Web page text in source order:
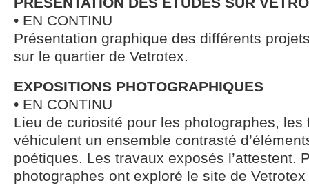
• EN CONTINU
Présentation graphique des différents
sur le quartier de Vetrotex.
EXPOSITIONS PHOTOGRAPHIQUES
• EN CONTINU
Lieu de curiosité pour les photographes,
véhiculent un ensemble contrasté
poétiques. Les travaux exposés l’attestent.
photographes ont exploré le site de